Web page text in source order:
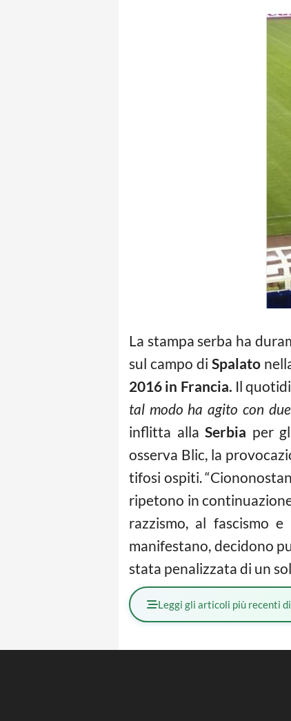
La stampa serba ha
sul campo di Spalato
2016 in Francia. Il
tal modo ha agito con
inflitta allaSerbia per
osserva Blic, la
tifosi ospiti.
ripetono in
razzismo, al fascismo
manifestano, decidono
stata penalizzata di un
Leggi gli articoli più recenti di